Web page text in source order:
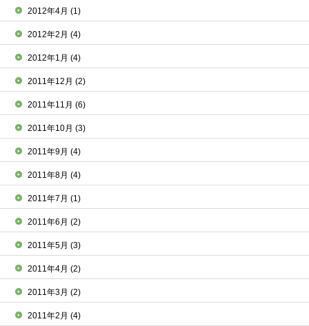
2012年4月(1)
2012年2月(4)
2012年1月(4)
2011年12月(2)
2011年11月(6)
2011年10月(3)
2011年9月(4)
2011年8月(4)
2011年7月(1)
2011年6月(2)
2011年5月(3)
2011年4月(2)
2011年3月(2)
2011年2月(4)